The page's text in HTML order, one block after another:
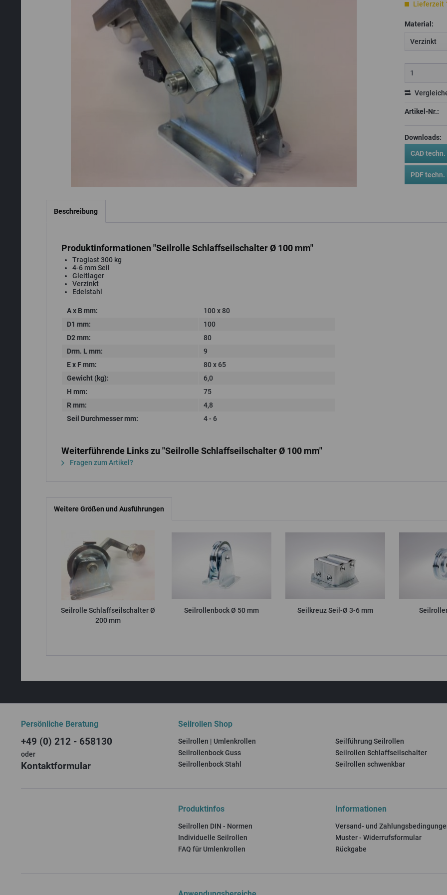
Lieferzeit
Material:
Artikel-Nr.:
Downloads:
CAD
PDF
Beschreibung
Produktinformationen "Seilrolle Schlaffseilschalter Ø 100 mm"
Traglast 300 kg
4-6 mm Seil
Gleitlager
Verzinkt
Edelstahl
A x B mm:
100 x 80
D1 mm:
100
D2 mm:
80
Drm. L mm:
9
E x F mm:
80 x 65
Gewicht (kg):
6,0
H mm:
75
R mm:
4,8
Seil Durchmesser mm:
4 - 6
Weiterführende Links zu "Seilrolle Schlaffseilschalter Ø 100 mm"
Fragen zum Artikel?
Weitere Größen und Ausführungen
Seilrolle Schlaffseilschalter Ø
200 mm
Seilrollenbock Ø 50 mm Seilkreuz Seil-Ø 3-6 mm
Persönliche Beratung
+49 (0) 212 - 658130
oder
Kontaktformular
Seilrollen Shop
Seilrollen | Umlenkrollen
Seilrollenbock Guss
Seilrollenbock Stahl
Seilführung Seilrollen
Seilrollen Schlaffseilschalter
Seilrollen schwenkbar
Produktinfos
Seilrollen DIN - Normen
Individuelle Seilrollen
FAQ für Umlenkrollen
Informationen
Versand- und
Muster - Widerrufsformular
Rückgabe